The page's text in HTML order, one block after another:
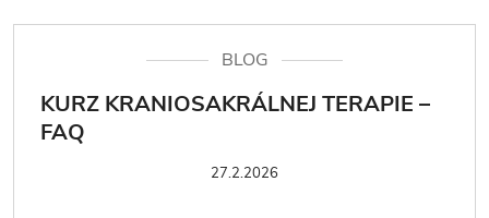
BLOG
KURZ KRANIOSAKRÁLNEJ TERAPIE –
FAQ
27.2.2026